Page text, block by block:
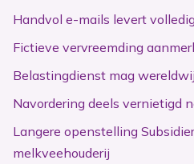
Handvol e-mails levert
Fictieve vervreemding
Belastingdienst mag
Navordering deels vernietigd
Langere openstelling
melkveehouderij